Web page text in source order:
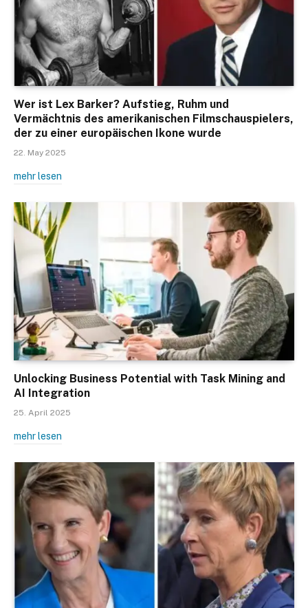
Wer ist Lex Barker? Aufstieg, Ruhm und
Vermächtnis des amerikanischen Filmschauspielers,
der zu einer europäischen Ikone wurde
22. May 2025
mehr lesen
Unlocking Business Potential with Task Mining and
AI Integration
25. April 2025
mehr lesen